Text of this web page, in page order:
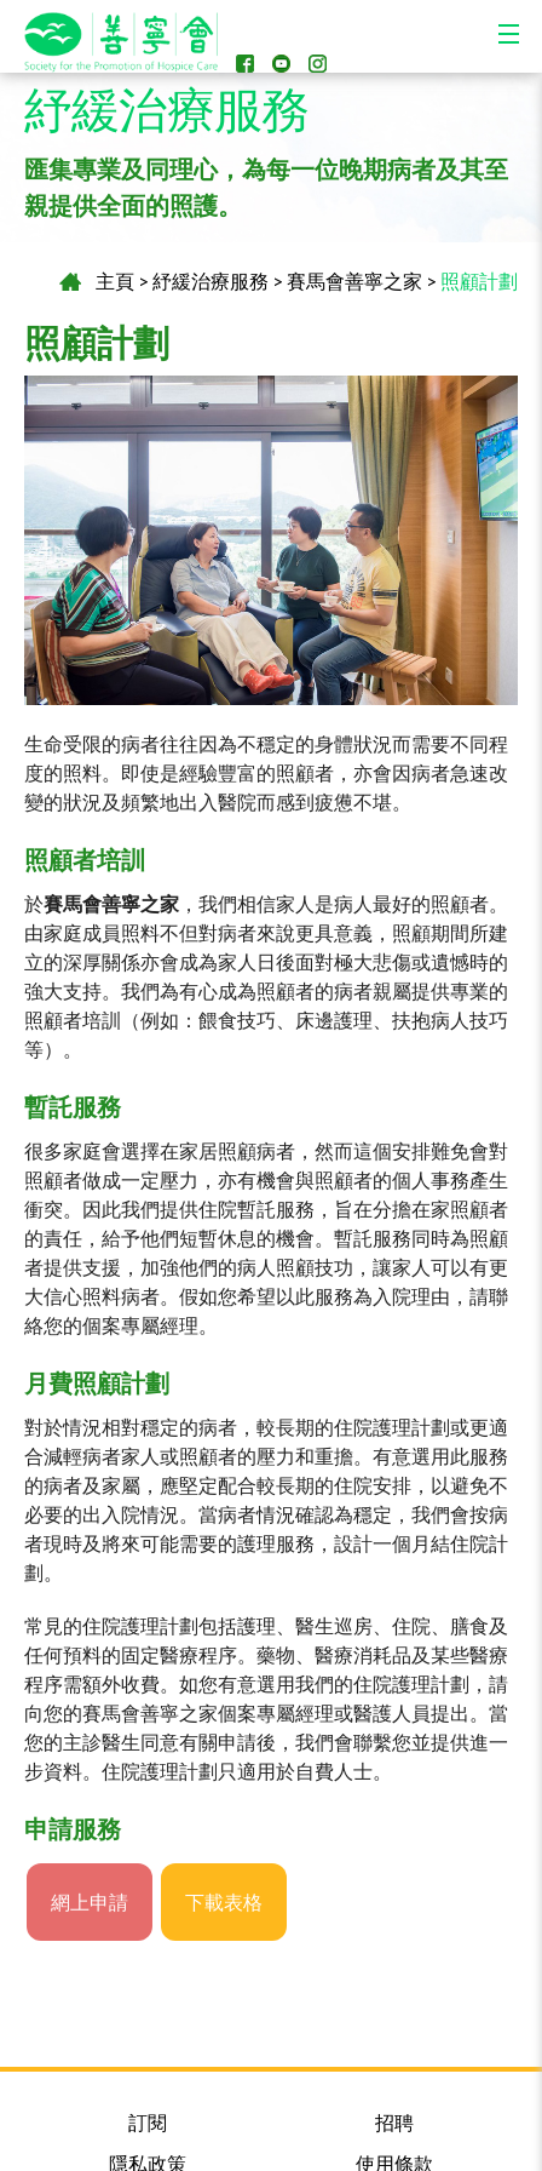
紓緩治療服務
匯集專業及同理心，為每一位晚期病者及其至
親提供全面的照護。
主頁 > 紓緩治療服務 > 賽馬會善寧之家 > 照顧計劃
照顧計劃
生命受限的病者往往因為不穩定的身體狀況而需要不同程
度的照料。即使是經驗豐富的照顧者，亦會因病者急速改
變的狀況及頻繁地出入醫院而感到疲憊不堪。
照顧者培訓
於賽馬會善寧之家 ，我們相信家人是病人最好的照顧者。
由家庭成員照料不但對病者來說更具意義，照顧期間所建
立的深厚關係亦會成為家人日後面對極大悲傷或遺憾時的
強大支持。我們為有心成為照顧者的病者親屬提供專業的
照顧者培訓（例如：餵食技巧、床邊護理、扶抱病人技巧
等）。
暫託服務
很多家庭會選擇在家居照顧病者，然而這個安排難免會對
照顧者做成一定壓力，亦有機會與照顧者的個人事務產生
衝突。因此我們提供住院暫託服務，旨在分擔在家照顧者
的責任，給予他們短暫休息的機會。暫託服務同時為照顧
者提供支援，加強他們的病人照顧技功，讓家人可以有更
大信心照料病者。假如您希望以此服務為入院理由，請聯
絡您的個案專屬經理。
月費照顧計劃
對於情況相對穩定的病者，較長期的住院護理計劃或更適
合減輕病者家人或照顧者的壓力和重擔。有意選用此服務
的病者及家屬，應堅定配合較長期的住院安排，以避免不
必要的出入院情況。當病者情況確認為穩定，我們會按病
者現時及將來可能需要的護理服務，設計一個月結住院計
劃。
常見的住院護理計劃包括護理、醫生巡房、住院、膳食及
任何預料的固定醫療程序。藥物、醫療消耗品及某些醫療
程序需額外收費。如您有意選用我們的住院護理計劃，請
向您的賽馬會善寧之家個案專屬經理或醫護人員提出。當
您的主診醫生同意有關申請後，我們會聯繫您並提供進一
步資料。住院護理計劃只適用於自費人士。
申請服務
網上申請 下載表格
訂閱
招聘
隱私政策
使用條款